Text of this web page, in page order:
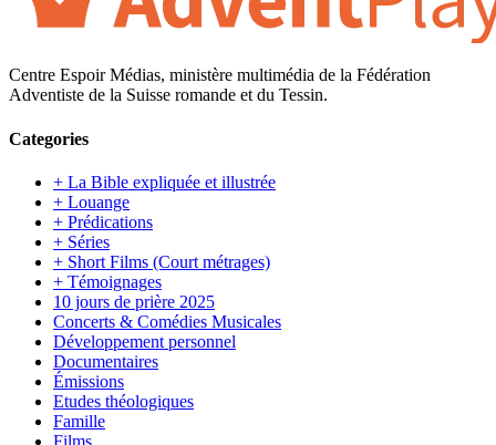
Centre Espoir Médias, ministère multimédia de la Fédération
Adventiste de la Suisse romande et du Tessin.
Categories
+ La Bible expliquée et illustrée
+ Louange
+ Prédications
+ Séries
+ Short Films (Court métrages)
+ Témoignages
10 jours de prière 2025
Concerts & Comédies Musicales
Développement personnel
Documentaires
Émissions
Etudes théologiques
Famille
Films